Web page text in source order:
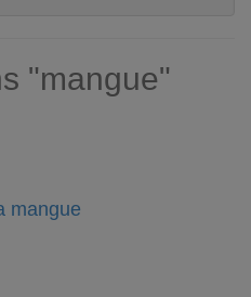
"mangue"
mangue